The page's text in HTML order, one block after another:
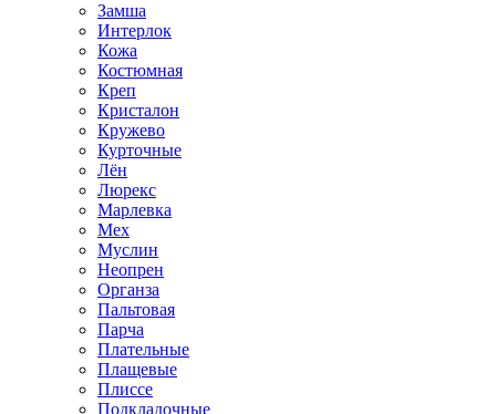
Замша
Интерлок
Кожа
Костюмная
Креп
Кристалон
Кружево
Курточные
Лён
Люрекс
Марлевка
Мех
Муслин
Неопрен
Органза
Пальтовая
Парча
Плательные
Плащевые
Плиссе
Подкладочные